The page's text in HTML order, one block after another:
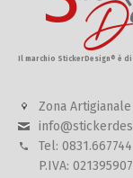
Il marchio StickerDesign® è
Zona
Tel:
P.IVA: